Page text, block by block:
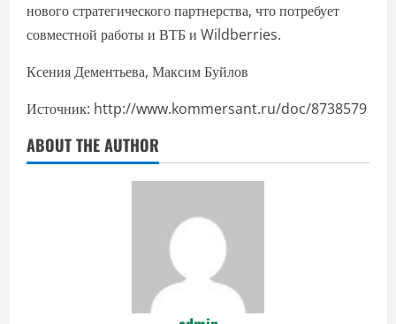
нового стратегического партнерства, что потребует
совместной работы и ВТБ и Wildberries.
Ксения Дементьева, Максим Буйлов
Источник: http://www.kommersant.ru/doc/8738579
ABOUT THE AUTHOR